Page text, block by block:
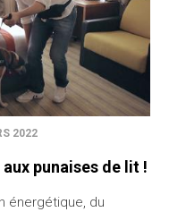
2022
punaises de lit !
énergétique, du